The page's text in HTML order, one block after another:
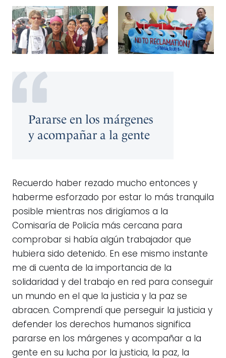
Pararse en los márgenes
y acompañar a la gente
Recuerdo haber rezado mucho entonces y
haberme esforzado por estar lo más tranquila
posible mientras nos dirigíamos a la
Comisaría de Policía más cercana para
comprobar si había algún trabajador que
hubiera sido detenido. En ese mismo instante
me di cuenta de la importancia de la
solidaridad y del trabajo en red para conseguir
un mundo en el que la justicia y la paz se
abracen. Comprendí que perseguir la justicia y
defender los derechos humanos significa
pararse en los márgenes y acompañar a la
gente en su lucha por la justicia, la paz, la